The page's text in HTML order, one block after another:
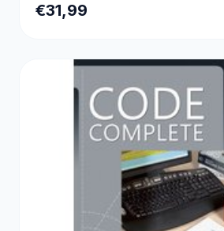
€31,99